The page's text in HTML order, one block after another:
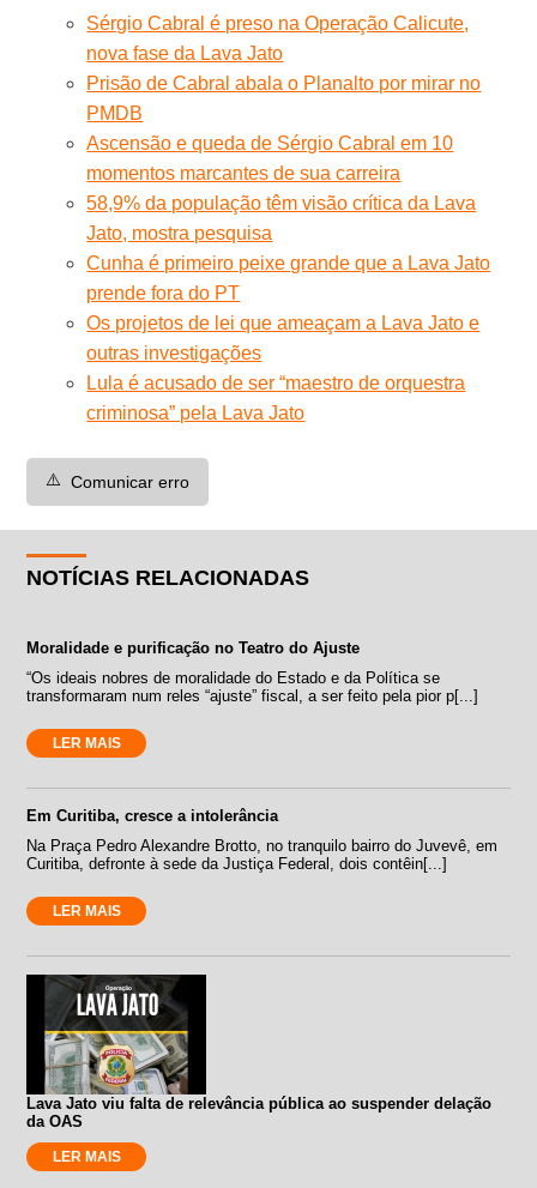
Sérgio Cabral é preso na Operação Calicute,
nova fase da Lava Jato
Prisão de Cabral abala o Planalto por mirar no
PMDB
Ascensão e queda de Sérgio Cabral em 10
momentos marcantes de sua carreira
58,9% da população têm visão crítica da Lava
Jato, mostra pesquisa
Cunha é primeiro peixe grande que a Lava Jato
prende fora do PT
Os projetos de lei que ameaçam a Lava Jato e
outras investigações
Lula é acusado de ser “maestro de orquestra
criminosa” pela Lava Jato
⚠️ Comunicar erro
NOTÍCIAS RELACIONADAS
Moralidade e purificação no Teatro do Ajuste
“Os ideais nobres de moralidade do Estado e da Política se
transformaram num reles “ajuste” fiscal, a ser feito pela pior p[...]
LER MAIS
Em Curitiba, cresce a intolerância
Na Praça Pedro Alexandre Brotto, no tranquilo bairro do Juvevê, em
Curitiba, defronte à sede da Justiça Federal, dois contêin[...]
LER MAIS
Lava Jato viu falta de relevância pública ao suspender delação
da OAS
LER MAIS